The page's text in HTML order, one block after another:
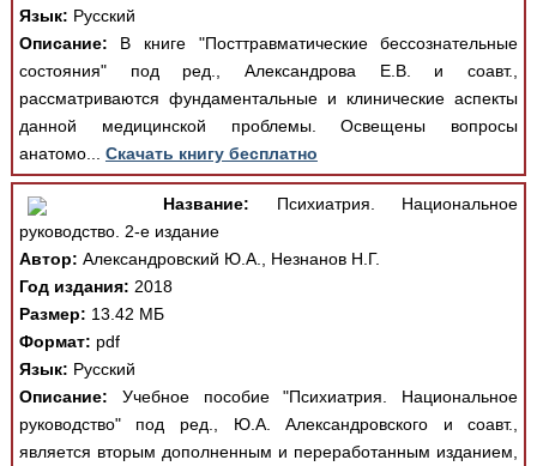
Язык: Русский
Описание: В книге "Посттравматические бессознательные
состояния" под ред., Александрова Е.В. и соавт.,
рассматриваются фундаментальные и клинические аспекты
данной медицинской проблемы. Освещены вопросы
анатомо... Скачать книгу бесплатно
Название: Психиатрия. Национальное
руководство. 2-е издание
Автор: Александровский Ю.А., Незнанов Н.Г.
Год издания: 2018
Размер: 13.42 МБ
Формат: pdf
Язык: Русский
Описание: Учебное пособие "Психиатрия. Национальное
руководство" под ред., Ю.А. Александровского и соавт.,
является вторым дополненным и переработанным изданием,